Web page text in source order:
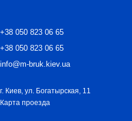
+38 050 823 06 65
+38 050 823 06 65
info@m-bruk.kiev.ua
г. Киев, ул. Богатырская, 11
Карта проезда